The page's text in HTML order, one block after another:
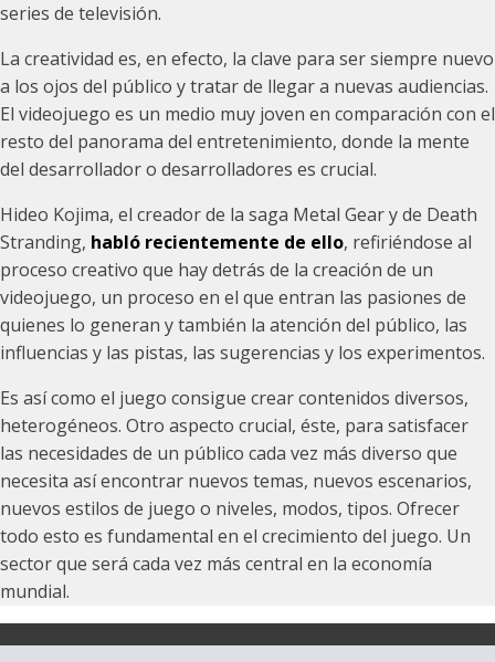
series de televisión.
La creatividad es, en efecto, la clave para ser siempre nuevo
a los ojos del público y tratar de llegar a nuevas audiencias.
El videojuego es un medio muy joven en comparación con el
resto del panorama del entretenimiento, donde la mente
del desarrollador o desarrolladores es crucial.
Hideo Kojima, el creador de la saga Metal Gear y de Death
Stranding, habló recientemente de ello, refiriéndose al
proceso creativo que hay detrás de la creación de un
videojuego, un proceso en el que entran las pasiones de
quienes lo generan y también la atención del público, las
influencias y las pistas, las sugerencias y los experimentos.
Es así como el juego consigue crear contenidos diversos,
heterogéneos. Otro aspecto crucial, éste, para satisfacer
las necesidades de un público cada vez más diverso que
necesita así encontrar nuevos temas, nuevos escenarios,
nuevos estilos de juego o niveles, modos, tipos. Ofrecer
todo esto es fundamental en el crecimiento del juego. Un
sector que será cada vez más central en la economía
mundial.